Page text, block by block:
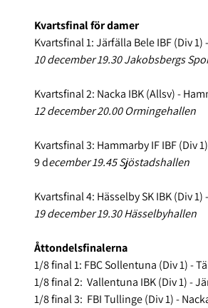
Kvartsfinal för damer
Kvartsfinal 1: Järfälla Bele IBF (Div 1)
10 december 19.30 Jakobsbergs
Kvartsfinal 2: Nacka IBK (Allsv) -
12 december 20.00 Ormingehallen
Kvartsfinal 3: Hammarby IF IBF (Div
9 december 19.45 Sjöstadshallen
Kvartsfinal 4: Hässelby SK IBK (Div 1)
19 december 19.30 Hässelbyhallen
Åttondelsfinalerna
1/8 final 1: FBC Sollentuna (Div 1) -
1/8 final 2: Vallentuna IBK (Div 1) -
1/8 final 3: FBI Tullinge (Div 1) -